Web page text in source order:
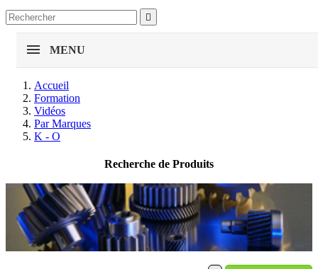

MENU
Accueil
Formation
Vidéos
Par Marques
K - O
Recherche de Produits